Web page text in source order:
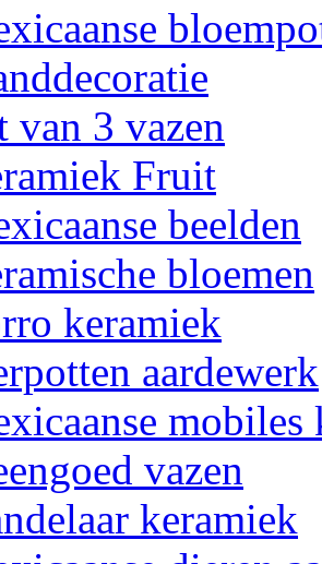
van 3 vazen
Fruit
beelden
bloemen
keramiek
aardewerk
mobiles
vazen
keramiek